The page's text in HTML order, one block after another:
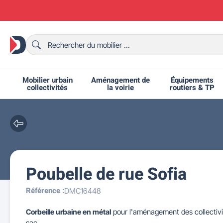
Mobilier urbain
collectivités
Bancs urbains
Aménagement de
la voirie
Bornes et potelets urbains
Équipements
routiers & TP
Ralentisseurs routiers
Grilles d'exposition
Fêtes et événements
Chaises de collectivité
Mobilier intérieur CHR
Chaises et bancs scolaires
Tables de ping-pong
Poubelle de rue Sofia
Référence :DMC16448
Corbeille urbaine en métal pour l'aménagement des